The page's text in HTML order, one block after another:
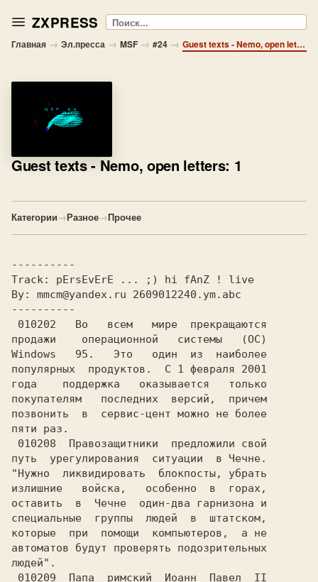
ZXPRESS Поиск
Главная → Эл.пресса → MSF → #24 → Guest texts - Nemo, open letters: 1
Guest texts- Nemo, open letters: 1
Категории→Разное→Прочее
Track:
By: mmcm@yandex.ru 2609012240.ym.abc
----------
продажи    операционной   системы   (ОС)
Windows   95.   Это   один  из  наиболее
популярных  продуктов.  С 1 февраля 2001
года    поддержка   оказывается   только
покупателям   последних  версий,  причем
позвонить  в  сервис-цент можно не более
пяти раз.
путь  урегулирования  ситуации  в Чечне.
"Нужно  ликвидировать  блокпосты, убрать
излишние   войска,   особенно  в  горах,
оставить  в  Чечне  один-два гарнизона и
специальные  группы  людей  в  штатском,
которые  при  помощи  компьютеров,  а не
автоматов будут проверять подозрительных